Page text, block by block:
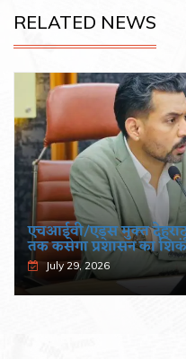
RELATED NEWS
एचआईवी/एड्स मुक्त
तक कसेगा प्रशासन का
July 29, 2026